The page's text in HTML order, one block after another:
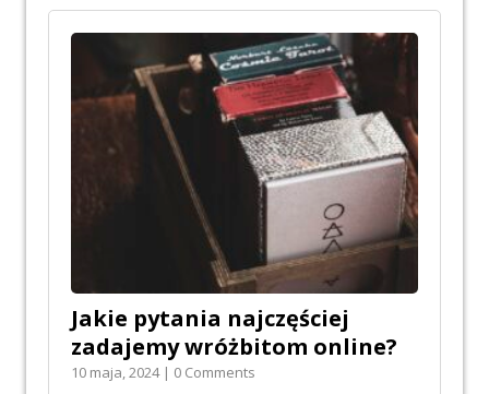
Jakie pytania najczęściej
zadajemy wróżbitom online?
10 maja, 2024 | 0 Comments